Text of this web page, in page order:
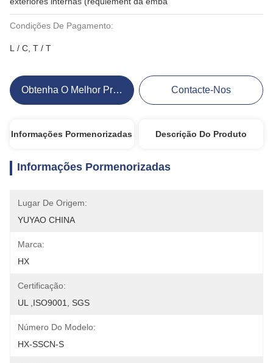
Condições De Pagamento:
L / C, T / T
Obtenha O Melhor Preço Contacte-Nos
Informações Pormenorizadas Descrição Do Produto
Informações Pormenorizadas
Lugar De Origem:
YUYAO CHINA
Marca:
HX
Certificação:
UL ,ISO9001, SGS
Número Do Modelo:
HX-SSCN-S